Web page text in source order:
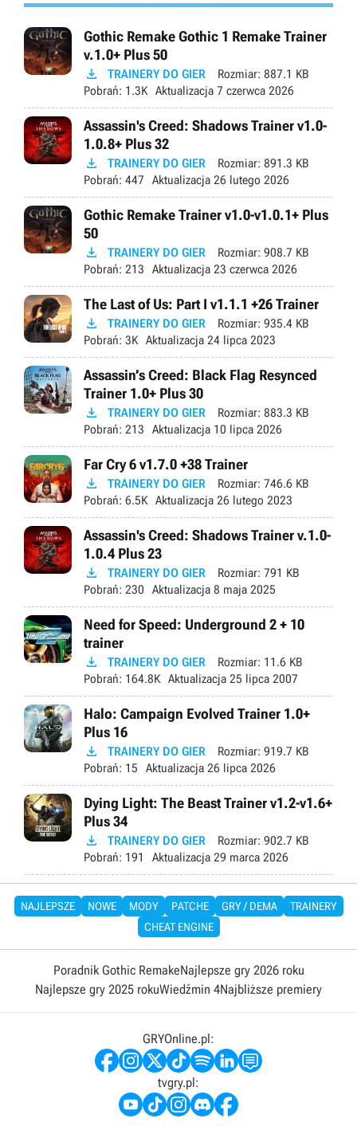
Gothic Remake Gothic 1 Remake Trainer
v.1.0+ Plus 50
 TRAINERY DO GIER Rozmiar: 887.1 KB
Pobrań: 1.3K Aktualizacja 7 czerwca 2026
Assassin's Creed: Shadows Trainer v1.0-
1.0.8+ Plus 32
 TRAINERY DO GIER Rozmiar: 891.3 KB
Pobrań: 447 Aktualizacja 26 lutego 2026
Gothic Remake Trainer v1.0-v1.0.1+ Plus
50
 TRAINERY DO GIER Rozmiar: 908.7 KB
Pobrań: 213 Aktualizacja 23 czerwca 2026
The Last of Us: Part I v1.1.1 +26 Trainer
 TRAINERY DO GIER Rozmiar: 935.4 KB
Pobrań: 3K Aktualizacja 24 lipca 2023
Assassin’s Creed: Black Flag Resynced
Trainer 1.0+ Plus 30
 TRAINERY DO GIER Rozmiar: 883.3 KB
Pobrań: 213 Aktualizacja 10 lipca 2026
Far Cry 6 v1.7.0 +38 Trainer
 TRAINERY DO GIER Rozmiar: 746.6 KB
Pobrań: 6.5K Aktualizacja 26 lutego 2023
Assassin's Creed: Shadows Trainer v.1.0-
1.0.4 Plus 23
 TRAINERY DO GIER Rozmiar: 791 KB
Pobrań: 230 Aktualizacja 8 maja 2025
Need for Speed: Underground 2 + 10
trainer
 TRAINERY DO GIER Rozmiar: 11.6 KB
Pobrań: 164.8K Aktualizacja 25 lipca 2007
Halo: Campaign Evolved Trainer 1.0+
Plus 16
 TRAINERY DO GIER Rozmiar: 919.7 KB
Pobrań: 15 Aktualizacja 26 lipca 2026
Dying Light: The Beast Trainer v1.2-v1.6+
Plus 34
 TRAINERY DO GIER Rozmiar: 902.7 KB
Pobrań: 191 Aktualizacja 29 marca 2026
NAJLEPSZE NOWE MODY PATCHE GRY / DEMA
TRAINERY
CHEAT ENGINE
Poradnik Gothic RemakeNajlepsze gry 2026 roku
Najlepsze gry 2025 rokuWiedźmin 4Najbliższe premiery
GRYOnline.pl:
tvgry.pl: